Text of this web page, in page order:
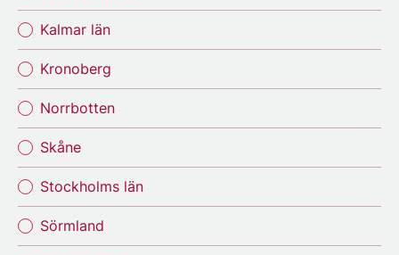
Kalmar län
Kronoberg
Norrbotten
Skåne
Stockholms län
Sörmland